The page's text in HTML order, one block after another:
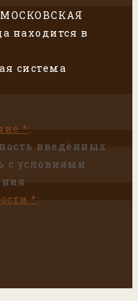
находится в
система
*:
введённых
с условиями
*: